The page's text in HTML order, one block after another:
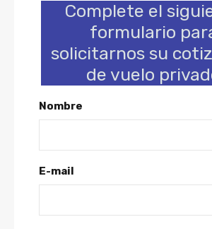
Complete el
formulario
solicitarnos su
de vuelo
Nombre
E-mail